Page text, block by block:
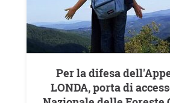
Per la difesa dell'Appennino di
LONDA, porta di